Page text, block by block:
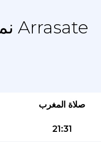
نماز الجدول الزمني - جدول التقويم ل Arrasate
صلاة المغرب
21:31